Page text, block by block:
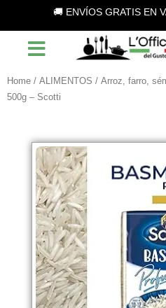
contenuto
🚚 ENVÍOS GRATIS EN
Home / ALIMENTOS / Arroz, farro,
500g – Scotti